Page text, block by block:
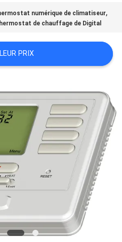
numérique de climatiseur,
de chauffage de Digital
PRIX